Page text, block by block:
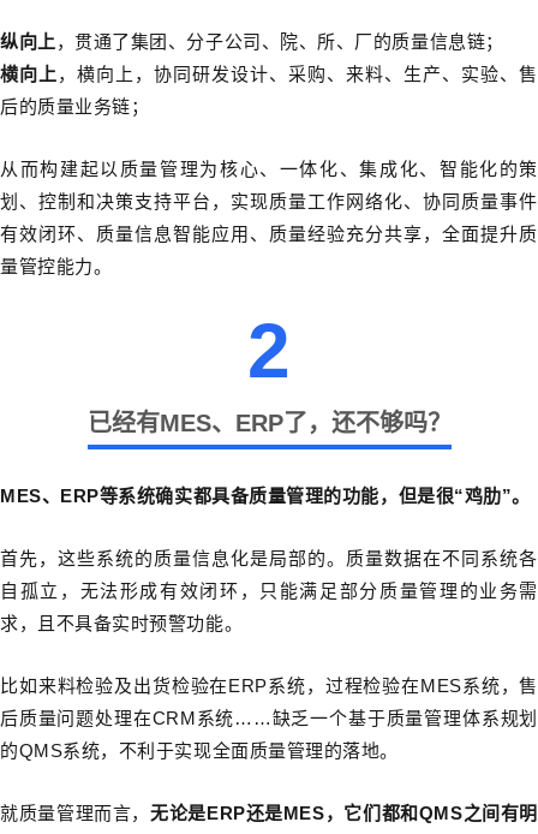
纵向上 ，贯通了集团、分子公司、院、所、厂的质量信息链；
横向上 ，横向上，协同研发设计、采购、来料、生产、实验、售
后的质量业务链；
从而构建起以质量管理为核心、一体化、集成化、智能化的策
划、控制和决策支持平台，实现质量工作网络化、协同质量事件
有效闭环、质量信息智能应用、质量经验充分共享，全面提升质
量管控能力。
2
已经有MES、ERP了，还不够吗？
MES、ERP等系统确实都具备质量管理的功能，但是很“鸡肋”。
首先，这些系统的质量信息化是局部的。质量数据在不同系统各
自孤立，无法形成有效闭环，只能满足部分质量管理的业务需
求，且不具备实时预警功能。
比如来料检验及出货检验在ERP系统，过程检验在MES系统，售
后质量问题处理在CRM系统……缺乏一个基于质量管理体系规划
的QMS系统，不利于实现全面质量管理的落地。
就质量管理而言，无论是ERP还是MES，它们都和QMS之间有明